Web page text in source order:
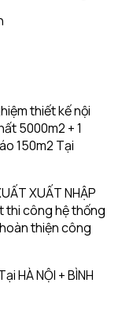
thiết kế nội
5000m2 + 1
150m2 Tại
XUẤT NHẬP
thi công hệ thống
thiện công
HÀ NỘI + BÌNH